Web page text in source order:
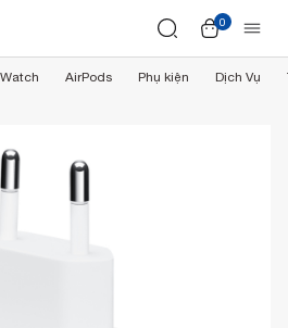
0
Watch AirPods Phụ kiện Dịch Vụ